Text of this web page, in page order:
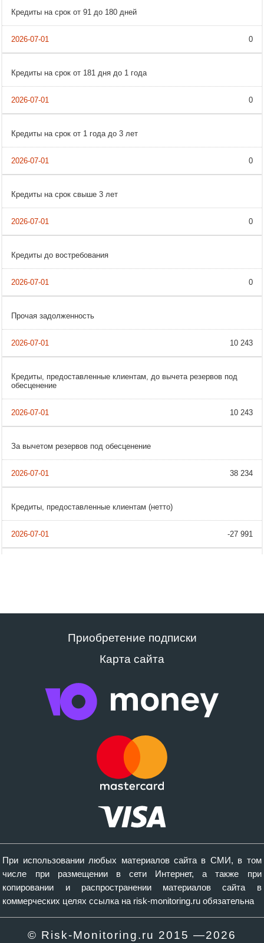
Кредиты на срок от 91 до 180 дней
0
Кредиты на срок от 181 дня до 1 года
0
Кредиты на срок от 1 года до 3 лет
0
Кредиты на срок свыше 3 лет
0
Кредиты до востребования
0
Прочая задолженность
10 243
Кредиты, предоставленные клиентам, до вычета резервов под
обесценение
10 243
За вычетом резервов под обесценение
38 234
Кредиты, предоставленные клиентам (нетто)
-27 991
Приобретение подписки
Карта сайта
При использовании любых материалов сайта в СМИ, в том
числе при размещении в сети Интернет, а также при
копировании и распространении материалов сайта в
коммерческих целях ссылка на risk-monitoring.ru обязательна
© Risk-Monitoring.ru 2015 —2026